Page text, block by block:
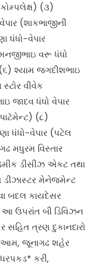
(૩)
(શાકભાજીની
ધંધો-વેપાર
વરૂ ધંધો
શ્યામ જગદીશભાઇ
વીવેક
જાદવ ધંધો વેપાર
(૮)
ધંધો-વેપાર (પટેલ
મધુરમ વિસ્તાર
ડીસીઝ એકટ તથા
મેનેજમેન્ટ
બદલ કાયદેસર
ઉપરાંત બી ડિવિઝન
સહિત ત્રણ દુકાનદારો
આમ, જૂનાગઢ શહેર
કરી,